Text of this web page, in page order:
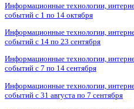
Информационные технологии,
событий с 1 по 14 октября
Информационные технологии,
событий с 14 по 23 сентября
Информационные технологии,
событий с 7 по 14 сентября
Информационные технологии,
событий с 31 августа по 7 сентября